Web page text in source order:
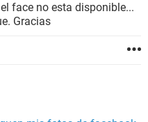
face no esta disponible...
Gracias